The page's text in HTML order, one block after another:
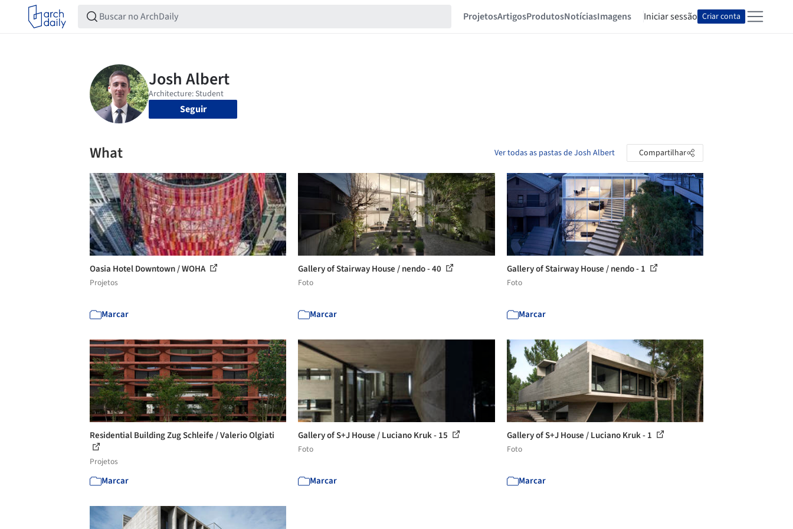
ProjetosArtigosProdutosNotíciasImagens Iniciar sessão Criar conta
Seguir
What Ver todas as pastas de Josh Albert Compartilhar
Oasia Hotel Downtown / WOHA
Projetos
Marcar
Gallery of Stairway House / nendo - 40
Foto
Marcar
Gallery of Stairway House / nendo - 1
Foto
Marcar
Residential Building Zug Schleife / Valerio Olgiati
Projetos
Marcar
Gallery of S+J House / Luciano Kruk - 15
Foto
Marcar
Gallery of S+J House / Luciano Kruk - 1
Foto
Marcar